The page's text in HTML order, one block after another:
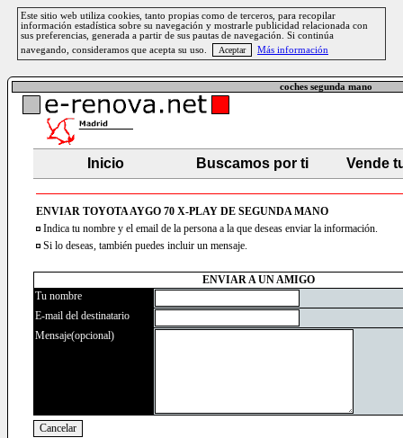
Este sitio web utiliza cookies, tanto propias como de terceros, para recopilar
información estadística sobre su navegación y mostrarle publicidad relacionada con
sus preferencias, generada a partir de sus pautas de navegación. Si continúa
navegando, consideramos que acepta su uso.
Más información
coches segunda mano
Inicio Buscamos por ti Vende
ENVIAR TOYOTA AYGO 70 X-PLAY DE SEGUNDA MANO
Indica tu nombre y el email de la persona a la que deseas enviar la información.
Si lo deseas, también puedes incluir un mensaje.
ENVIAR A UN AMIGO
Tu nombre
E-mail del destinatario
Mensaje(opcional)